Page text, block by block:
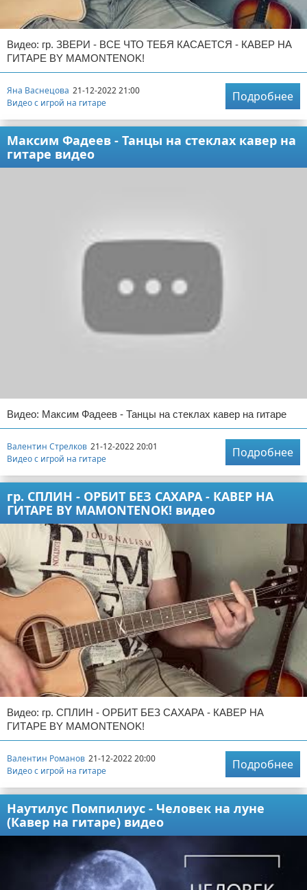
Видео: гр. ЗВЕРИ - ВСЕ ЧТО ТЕБЯ КАСАЕТСЯ - КАВЕР НА
ГИТАРЕ BY MAMONTENOK!
Яна Васнецова 21-12-2022 21:00
Видео с игрой на гитаре
Подробнее
Максим Фадеев - Танцы на стеклах кавер на
гитаре видео
Видео: Максим Фадеев - Танцы на стеклах кавер на гитаре
Валентин Стрелков 21-12-2022 20:01
Видео с игрой на гитаре
Подробнее
гр. СПЛИН - ОРБИТ БЕЗ САХАРА - КАВЕР НА
ГИТАРЕ BY MAMONTENOK! видео
Видео: гр. СПЛИН - ОРБИТ БЕЗ САХАРА - КАВЕР НА
ГИТАРЕ BY MAMONTENOK!
Валентин Романов 21-12-2022 20:00
Видео с игрой на гитаре
Подробнее
Наутилус Помпилиус - Человек на луне
(Кавер на гитаре) видео